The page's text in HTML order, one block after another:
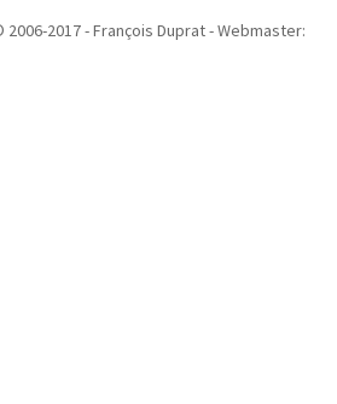
2017 - François Duprat - Webmaster: